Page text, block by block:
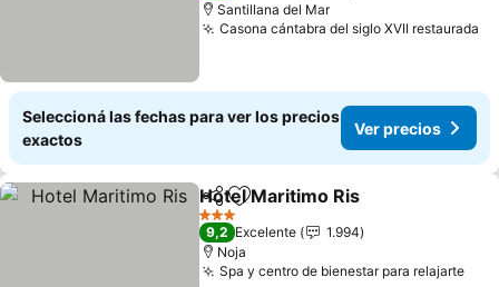
Santillana del Mar
Casona cántabra del siglo XVII restaurada
Seleccioná las fechas para ver los precios
exactos
Ver precios
CompartirAñadir a favoritos
Hotel Maritimo Ris
3 Estrellas
9,2 Excelente
1.994
Noja
Spa y centro de bienestar para relajarteVer